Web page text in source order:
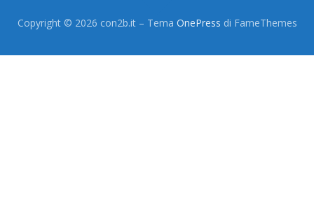
Copyright © 2026 con2b.it – Tema OnePress di FameThemes